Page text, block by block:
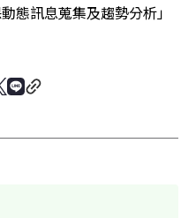
態訊息蒐集及趨勢分析」